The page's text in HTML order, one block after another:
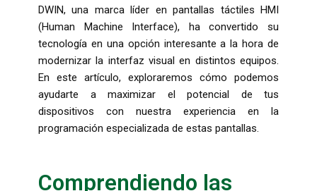
DWIN, una marca líder en pantallas táctiles HMI
(Human Machine Interface), ha convertido su
tecnología en una opción interesante a la hora de
modernizar la interfaz visual en distintos equipos.
En este artículo, exploraremos cómo podemos
ayudarte a maximizar el potencial de tus
dispositivos con nuestra experiencia en la
programación especializada de estas pantallas.
Comprendiendo las